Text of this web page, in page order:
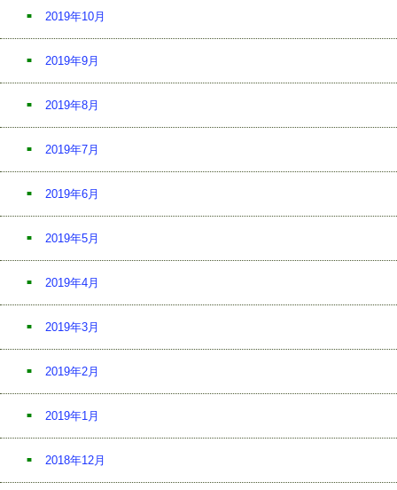
2019年10月
2019年9月
2019年8月
2019年7月
2019年6月
2019年5月
2019年4月
2019年3月
2019年2月
2019年1月
2018年12月